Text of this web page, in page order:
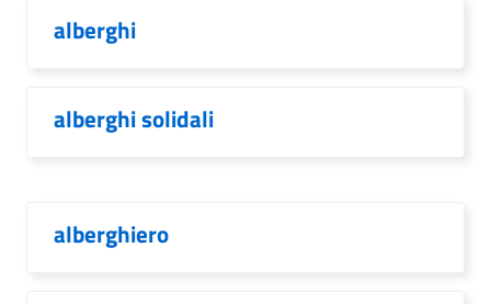
alberghi
alberghi solidali
alberghiero